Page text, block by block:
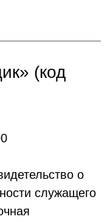
(код
о
служащего